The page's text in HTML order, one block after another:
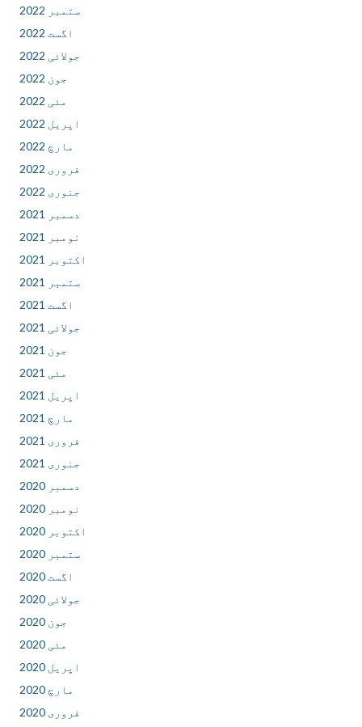
ستمبر 2022
اگست 2022
جولائی 2022
جون 2022
مئی 2022
اپریل 2022
مارچ 2022
فروری 2022
جنوری 2022
دسمبر 2021
نومبر 2021
اکتوبر 2021
ستمبر 2021
اگست 2021
جولائی 2021
جون 2021
مئی 2021
اپریل 2021
مارچ 2021
فروری 2021
جنوری 2021
دسمبر 2020
نومبر 2020
اکتوبر 2020
ستمبر 2020
اگست 2020
جولائی 2020
جون 2020
مئی 2020
اپریل 2020
مارچ 2020
فروری 2020